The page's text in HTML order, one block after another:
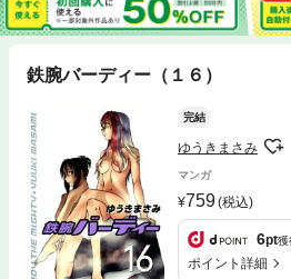
鉄腕バーディー（１６）
完結
ゆうきまさみ
マンガ
759(税込)
6pt獲
ポイント詳細